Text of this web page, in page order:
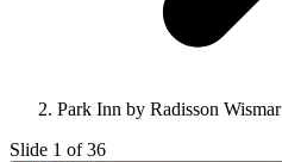
Park Inn by Radisson Wismar
Slide 1 of 36